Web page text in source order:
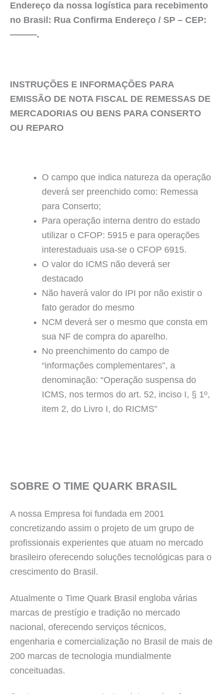
Endereço da nossa logística para recebimento
no Brasil: Rua Confirma Endereço / SP – CEP:
———.
INSTRUÇÕES E INFORMAÇÕES PARA
EMISSÃO DE NOTA FISCAL DE REMESSAS DE
MERCADORIAS OU BENS PARA CONSERTO
OU REPARO
O campo que indica natureza da operação
deverá ser preenchido como: Remessa
para Conserto;
Para operação interna dentro do estado
utilizar o CFOP: 5915 e para operações
interestaduais usa-se o CFOP 6915.
O valor do ICMS não deverá ser
destacado
Não haverá valor do IPI por não existir o
fato gerador do mesmo
NCM deverá ser o mesmo que consta em
sua NF de compra do aparelho.
No preenchimento do campo de
“informações complementares”, a
denominação: “Operação suspensa do
ICMS, nos termos do art. 52, inciso I, § 1º,
item 2, do Livro I, do RICMS”
SOBRE O TIME QUARK BRASIL
A nossa Empresa foi fundada em 2001
concretizando assim o projeto de um grupo de
profissionais experientes que atuam no mercado
brasileiro oferecendo soluções tecnológicas para o
crescimento do Brasil.
Atualmente o Time Quark Brasil engloba várias
marcas de prestígio e tradição no mercado
nacional, oferecendo serviços técnicos,
engenharia e comercialização no Brasil de mais de
200 marcas de tecnologia mundialmente
conceituadas.